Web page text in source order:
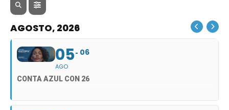
AGOSTO, 2026
05
AGO
06
CONTA AZUL CON 26